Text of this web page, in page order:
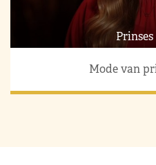
Mode van